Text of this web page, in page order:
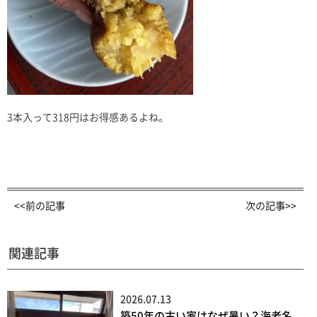
3本入って318円はお得感あるよね。
<<前の記事 次の記事>>
関連記事
2026.07.13